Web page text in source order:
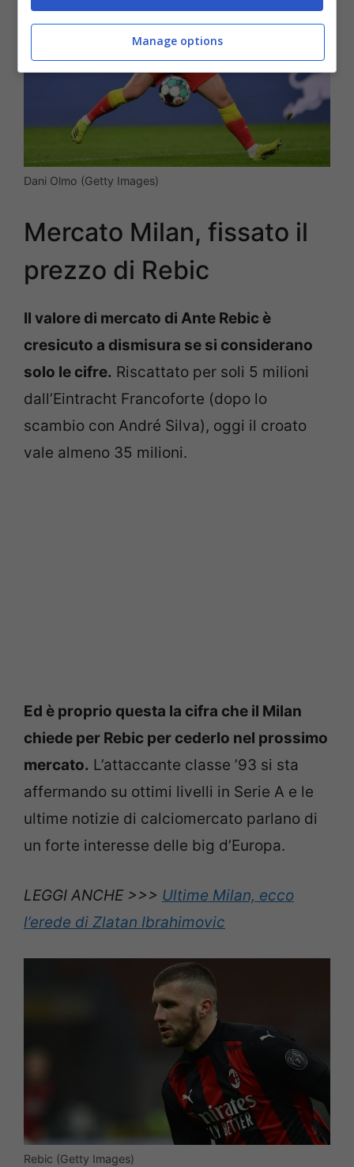
Dani Olmo (Getty Images)
Mercato Milan, fissato il
prezzo di Rebic
Il valore di mercato di Ante Rebic è
cresicuto a dismisura se si considerano
solo le cifre. Riscattato per soli 5 milioni
dall’Eintracht Francoforte (dopo lo
scambio con André Silva), oggi il croato
vale almeno 35 milioni.
Ed è proprio questa la cifra che il Milan
chiede per Rebic per cederlo nel prossimo
mercato. L’attaccante classe ’93 si sta
affermando su ottimi livelli in Serie A e le
ultime notizie di calciomercato parlano di
un forte interesse delle big d’Europa.
LEGGI ANCHE >>> Ultime Milan, ecco
l’erede di Zlatan Ibrahimovic
Rebic (Getty Images)
Manage options